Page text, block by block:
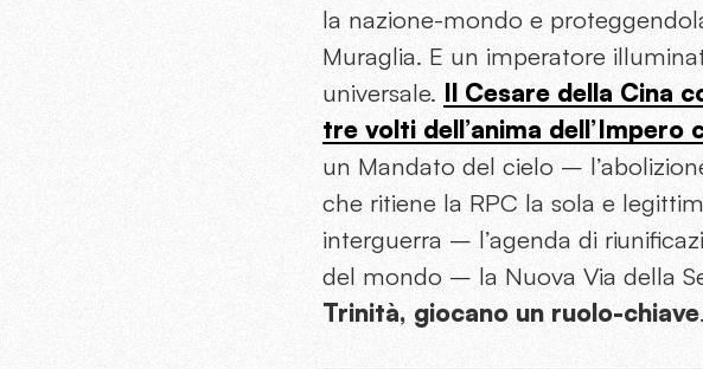
la nazione-mondo e
Muraglia. E un imperatore
universale. Il Cesare della Cina
tre volti dell’anima dell’Impero
un Mandato del cielo –
che ritiene la RPC la sola e
interguerra – l’agenda di
del mondo – la Nuova Via della
Trinità, giocano un ruolo-chiave.